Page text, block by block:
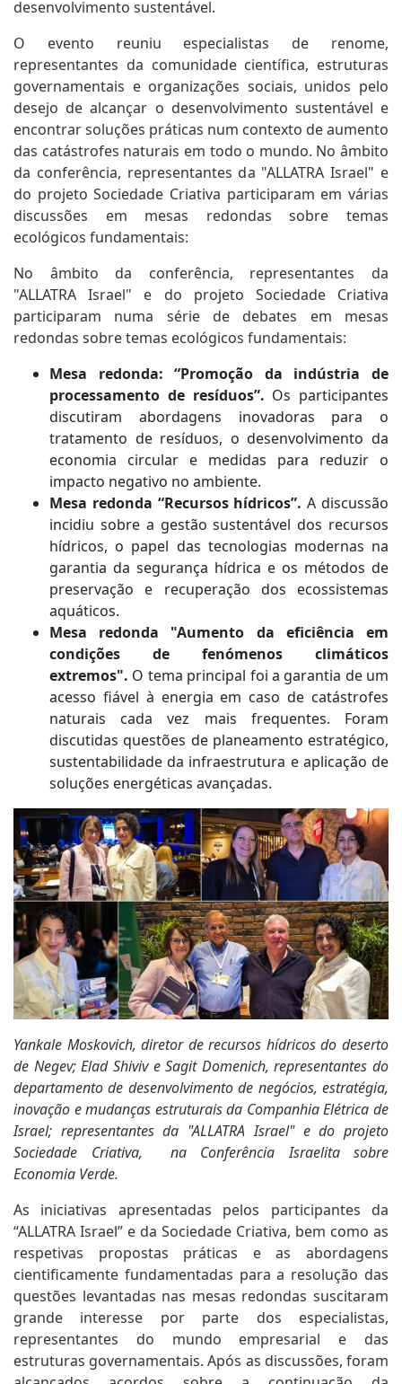
desenvolvimento sustentável.
O evento reuniu especialistas de renome,
representantes da comunidade científica, estruturas
governamentais e organizações sociais, unidos pelo
desejo de alcançar o desenvolvimento sustentável e
encontrar soluções práticas num contexto de aumento
das catástrofes naturais em todo o mundo. No âmbito
da conferência, representantes da "ALLATRA Israel" e
do projeto Sociedade Criativa participaram em várias
discussões em mesas redondas sobre temas
ecológicos fundamentais:
No âmbito da conferência, representantes da
"ALLATRA Israel" e do projeto Sociedade Criativa
participaram numa série de debates em mesas
redondas sobre temas ecológicos fundamentais:
Mesa redonda: “Promoção da indústria de
processamento de resíduos”. Os participantes
discutiram abordagens inovadoras para o
tratamento de resíduos, o desenvolvimento da
economia circular e medidas para reduzir o
impacto negativo no ambiente.
Mesa redonda “Recursos hídricos”. A discussão
incidiu sobre a gestão sustentável dos recursos
hídricos, o papel das tecnologias modernas na
garantia da segurança hídrica e os métodos de
preservação e recuperação dos ecossistemas
aquáticos.
Mesa redonda "Aumento da eficiência em
condições de fenómenos climáticos
extremos". O tema principal foi a garantia de um
acesso fiável à energia em caso de catástrofes
naturais cada vez mais frequentes. Foram
discutidas questões de planeamento estratégico,
sustentabilidade da infraestrutura e aplicação de
soluções energéticas avançadas.
Yankale Moskovich, diretor de recursos hídricos do deserto
de Negev; Elad Shiviv e Sagit Domenich, representantes do
departamento de desenvolvimento de negócios, estratégia,
inovação e mudanças estruturais da Companhia Elétrica de
Israel; representantes da "ALLATRA Israel" e do projeto
Sociedade Criativa, na Conferência Israelita sobre
Economia Verde.
As iniciativas apresentadas pelos participantes da
“ALLATRA Israel” e da Sociedade Criativa, bem como as
respetivas propostas práticas e as abordagens
cientificamente fundamentadas para a resolução das
questões levantadas nas mesas redondas suscitaram
grande interesse por parte dos especialistas,
representantes do mundo empresarial e das
estruturas governamentais. Após as discussões, foram